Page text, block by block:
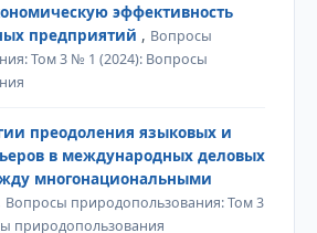
эффективность
предприятий , Вопросы
Том 3 № 1 (2024): Вопросы
преодоления языковых и
в международных деловых
многонациональными
Вопросы природопользования: Том 3
природопользования